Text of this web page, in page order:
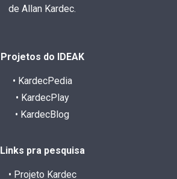
de Allan Kardec.
Projetos do IDEAK
• KardecPedia
• KardecPlay
• KardecBlog
Links pra pesquisa
• Projeto Kardec